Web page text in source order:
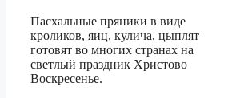
Пасхальные пряники в виде
кроликов, яиц, кулича, цыплят
готовят во многих странах на
светлый праздник Христово
Воскресенье.